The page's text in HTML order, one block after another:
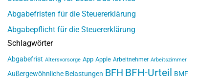
Abgabefristen für die Steuererklärung
Abgabepflicht für die Steuererklärung
Schlagwörter
Abgabefrist Altersvorsorge App Apple Arbeitnehmer Arbeitszimmer
Außergewöhnliche Belastungen BFH BFH-Urteil BMF